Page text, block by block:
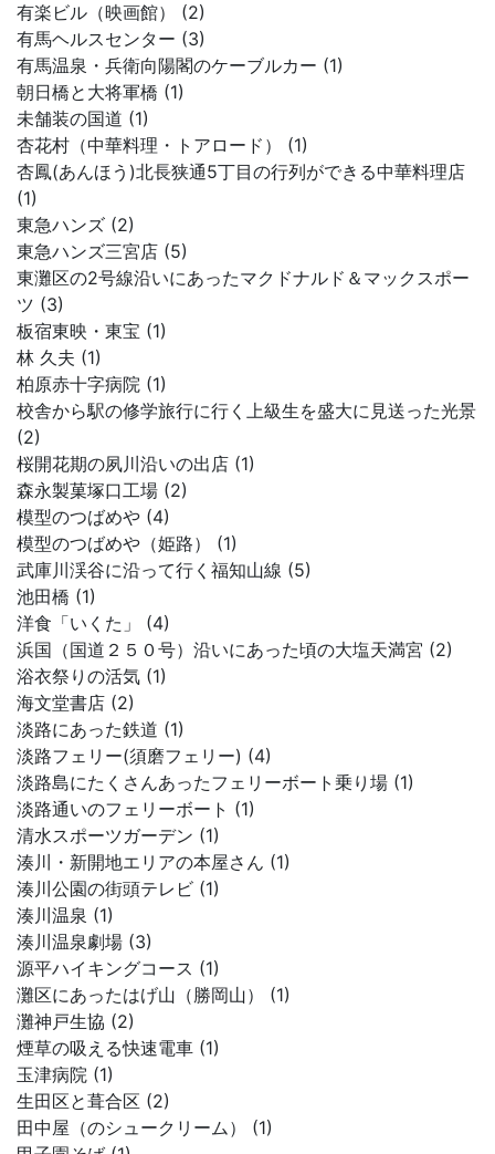
有楽ビル（映画館） (2)
有馬ヘルスセンター (3)
有馬温泉・兵衛向陽閣のケーブルカー (1)
朝日橋と大将軍橋 (1)
未舗装の国道 (1)
杏花村（中華料理・トアロード） (1)
杏鳳(あんほう)北長狭通5丁目の行列ができる中華料理店
(1)
東急ハンズ (2)
東急ハンズ三宮店 (5)
東灘区の2号線沿いにあったマクドナルド＆マックスポー
ツ (3)
板宿東映・東宝 (1)
林 久夫 (1)
柏原赤十字病院 (1)
校舎から駅の修学旅行に行く上級生を盛大に見送った光景
(2)
桜開花期の夙川沿いの出店 (1)
森永製菓塚口工場 (2)
模型のつばめや (4)
模型のつばめや（姫路） (1)
武庫川渓谷に沿って行く福知山線 (5)
池田橋 (1)
洋食「いくた」 (4)
浜国（国道２５０号）沿いにあった頃の大塩天満宮 (2)
浴衣祭りの活気 (1)
海文堂書店 (2)
淡路にあった鉄道 (1)
淡路フェリー(須磨フェリー) (4)
淡路島にたくさんあったフェリーボート乗り場 (1)
淡路通いのフェリーボート (1)
清水スポーツガーデン (1)
湊川・新開地エリアの本屋さん (1)
湊川公園の街頭テレビ (1)
湊川温泉 (1)
湊川温泉劇場 (3)
源平ハイキングコース (1)
灘区にあったはげ山（勝岡山） (1)
灘神戸生協 (2)
煙草の吸える快速電車 (1)
玉津病院 (1)
生田区と葺合区 (2)
田中屋（のシュークリーム） (1)